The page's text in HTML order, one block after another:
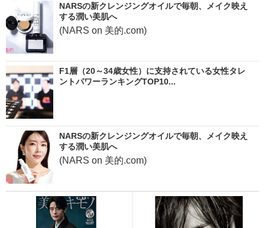
NARSの新クレンジングオイルで毎朝、メイク映え
する潤い美肌へ
(NARS on 美的.com)
F1層（20～34歳女性）に支持されている女性タレ
ントパワーランキングTOP10...
NARSの新クレンジングオイルで毎朝、メイク映え
する潤い美肌へ
(NARS on 美的.com)